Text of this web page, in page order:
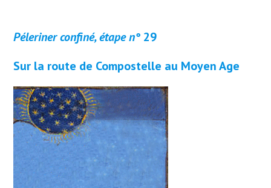
Péleriner confiné, étape n° 29
Sur la route de Compostelle au Moyen Age